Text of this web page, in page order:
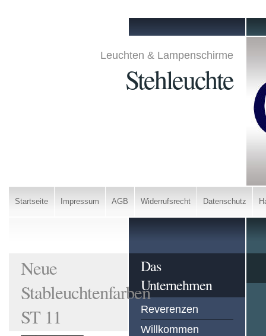
Leuchten & Lampenschirme
Stehleuchte
Startseite Impressum AGB Widerrufsrecht Datenschutz
Neue
Stableuchtenfarben
ST 11
Das
Unternehmen
Reverenzen
Willkommen